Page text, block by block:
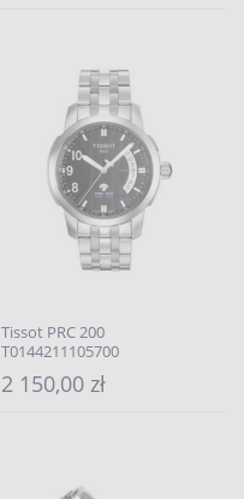
Tissot PRC 200
T0144211105700
2 150,00 zł